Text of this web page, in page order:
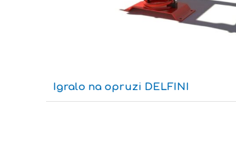
Igralo na opruzi DELFINI